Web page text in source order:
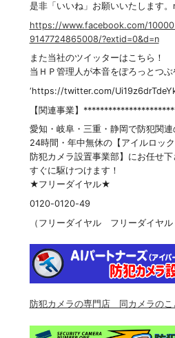
是非「いいね」お願いいたします。
https://www.facebook.com/
9147724865008/?extid=0&d=n
また当社のツイッターはこちら！
当ＨＰ管理人が本音をぽろっとつ
‘https://twitter.com/
【関連事業】
愛知・岐阜・三重・静岡で防犯関連
24時間・年中無休の【アイルロッ
防犯カメラ設置事業部】にお任せ下
すぐに駆けつけます！
★フリーダイヤル★
0120-0120-49
（フリーダイヤル フリーダイヤ
防犯カメラの専門店 同カメラのこ